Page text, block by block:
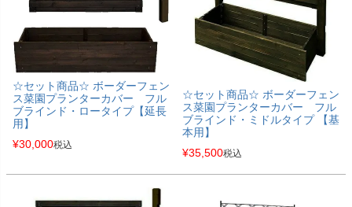
☆セット商品☆ ボーダーフェン
ス菜園プランターカバー フル
ブラインド・ロータイプ【延長
用】
¥30,000税込
☆セット商品☆ ボーダーフェン
ス菜園プランターカバー フル
ブラインド・ミドルタイプ 【基
本用】
¥35,500税込